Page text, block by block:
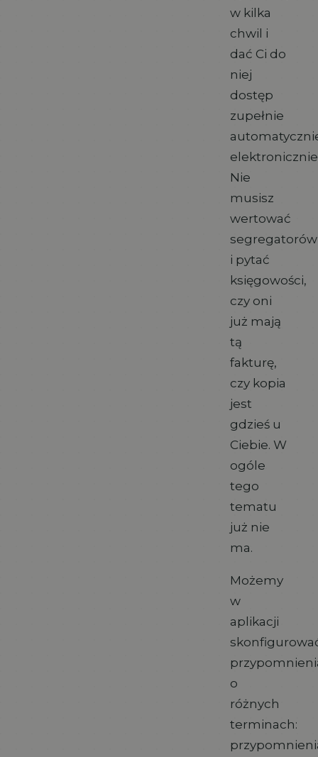
w kilka
chwil i
dać Ci do
niej
dostęp
zupełnie
Nie
musisz
wertować
segregatorów
i pytać
księgowości,
czy oni
już mają
tą
fakturę,
czy kopia
jest
gdzieś u
Ciebie. W
ogóle
tego
tematu
już nie
ma.
Możemy
w
aplikacji
o
różnych
terminach: